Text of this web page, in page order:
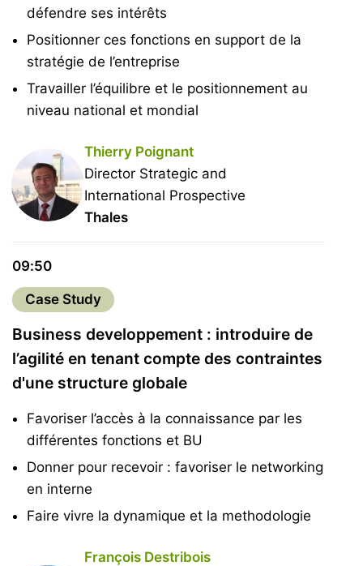
défendre ses intérêts
Positionner ces fonctions en support de la
stratégie de l’entreprise
Travailler l’équilibre et le positionnement au
niveau national et mondial
Thierry Poignant
Director Strategic and
International Prospective
Thales
09:50
Case Study
Business developpement : introduire de
l’agilité en tenant compte des contraintes
d'une structure globale
Favoriser l’accès à la connaissance par les
différentes fonctions et BU
Donner pour recevoir : favoriser le networking
en interne
Faire vivre la dynamique et la methodologie
François Destribois